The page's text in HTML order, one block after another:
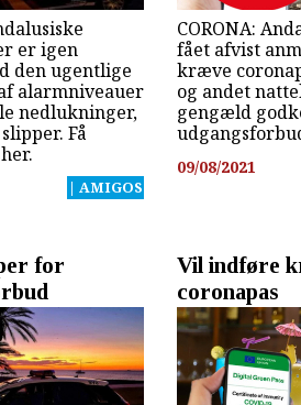
er igen
den ugentlige
alarmniveauer
nedlukninger,
Få
| AMIGOS
CORONA:
fået afvist
kræve
og andet
gengæld
09/08/2021
for
Vil indføre
coronapas